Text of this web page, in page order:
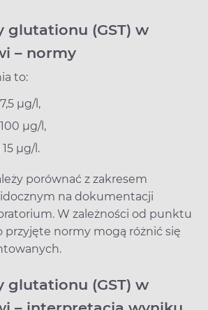
glutationu (GST) w
– normy
to:
µg/l,
µg/l,
µg/l.
porównać z zakresem
na dokumentacji
W zależności od punktu
przyjęte normy mogą różnić się
glutationu (GST) w